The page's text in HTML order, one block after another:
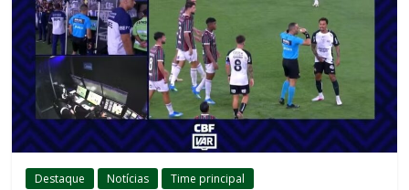
Destaque Notícias Time principal